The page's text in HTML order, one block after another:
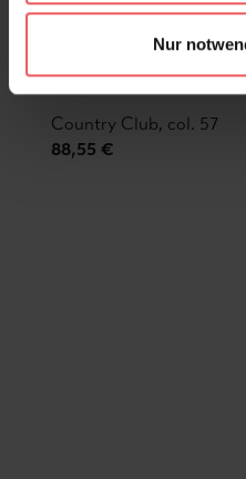
Nur
Country Club, col. 57
88,55 €